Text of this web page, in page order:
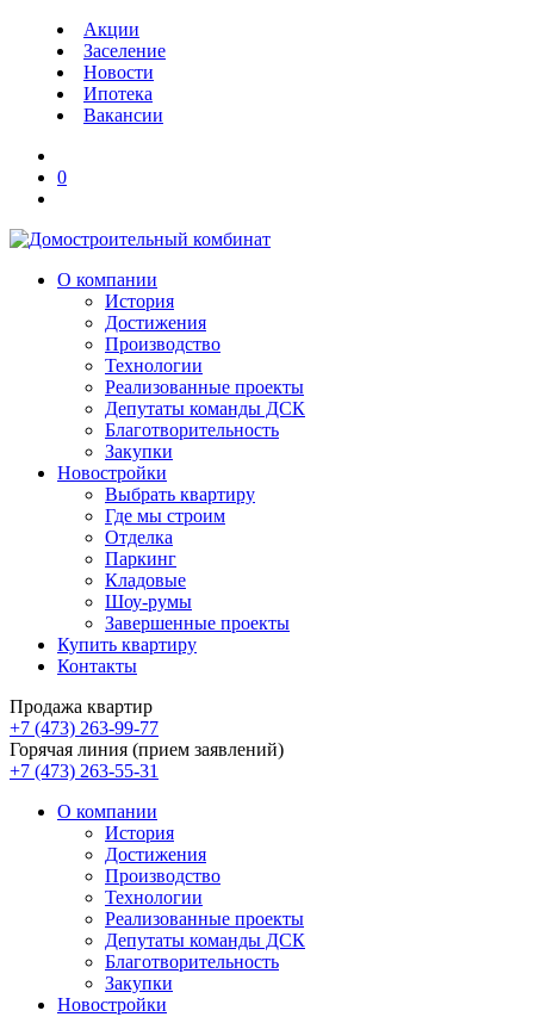
Акции
Заселение
Новости
Ипотека
Вакансии
0
О компании
История
Достижения
Производство
Технологии
Реализованные проекты
Депутаты команды ДСК
Благотворительность
Закупки
Новостройки
Выбрать квартиру
Где мы строим
Отделка
Паркинг
Кладовые
Шоу-румы
Завершенные проекты
Купить квартиру
Контакты
Продажа квартир
+7 (473) 263-99-77
Горячая линия (прием заявлений)
+7 (473) 263-55-31
О компании
История
Достижения
Производство
Технологии
Реализованные проекты
Депутаты команды ДСК
Благотворительность
Закупки
Новостройки